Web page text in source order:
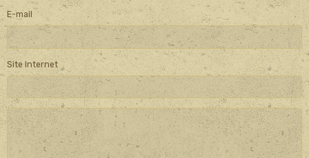
E-mail
Site Internet